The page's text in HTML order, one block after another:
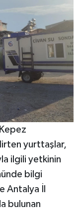
yurttaşlar,
ilgili yetkinin
bilgi
Antalya İl
bulunan